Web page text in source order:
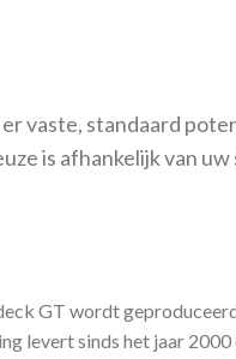
vaste, standaard
is afhankelijk van uw
GT wordt
levert sinds het jaar